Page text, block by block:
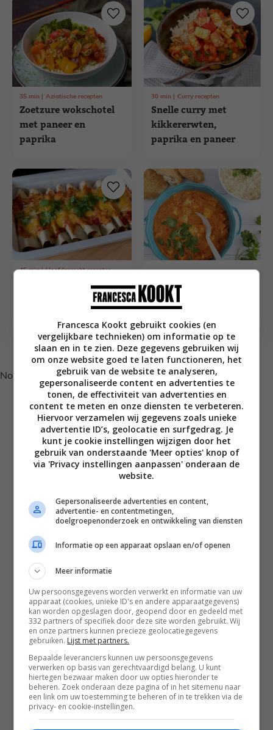
Zoetzure wokschotel
met paneer en
paprika
35 min Aziatische recepten
Snelle curry met
kikkererwten,
paprika en paneer
30 min Curry recepten
pompoen en bonen
45 min Hoofdgerecht recepten
Butter paneer curry
met witte rijst
Volg je mij al op Instagram?
No posts found.
Disclaimer
Privacy voorwaarden
Instagram
Facebook
Pinterest
Home
Recepten
Leefstijl
Reizen
Shop Francesca Kookt boeken
Francesca Kookt gebruikt cookies (en
vergelijkbare technieken) om informatie op te
slaan en in te zien. Deze gegevens gebruiken wij
om onze website goed te laten functioneren, het
gebruik van de website te analyseren,
gepersonaliseerde content en advertenties te
tonen, de effectiviteit van advertenties en
content te meten en onze diensten te verbeteren.
Hiervoor verzamelen wij gegevens zoals unieke
advertentie ID’s, geolocatie en surfgedrag. Je
kunt je cookie instellingen wijzigen door het
gebruik van onderstaande 'Meer opties' knop of
via 'Privacy instellingen aanpassen' onderaan de
website.
Gepersonaliseerde advertenties en content,
advertentie- en contentmetingen,
doelgroepenonderzoek en ontwikkeling van diensten
Informatie op een apparaat opslaan en/of openen
Meer informatie
Uw persoonsgegevens worden verwerkt en informatie van uw
apparaat (cookies, unieke ID's en andere apparaatgegevens)
kan worden opgeslagen door, geopend door en gedeeld met
332 partners of specifiek door deze site worden gebruikt. Wij
en onze partners kunnen precieze geolocatiegegevens
gebruiken. Lijst met partners.
Bepaalde leveranciers kunnen uw persoonsgegevens
verwerken op basis van gerechtvaardigd belang. U kunt
hiertegen bezwaar maken door uw opties hieronder te
beheren. Zoek onderaan deze pagina of in het sitemenu naar
een link om uw toestemming te beheren of in te trekken via de
privacy- en cookie-instellingen.